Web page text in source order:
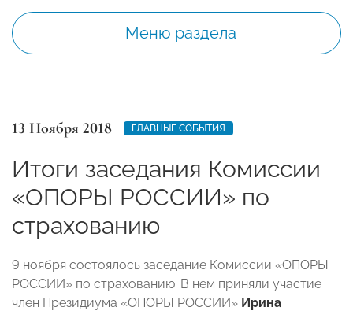
Меню раздела
13 Ноября 2018 ГЛАВНЫЕ СОБЫТИЯ
Итоги заседания Комиссии
«ОПОРЫ РОССИИ» по
страхованию
9 ноября состоялось заседание Комиссии «ОПОРЫ
РОССИИ» по страхованию. В нем приняли участие
член Президиума «ОПОРЫ РОССИИ» Ирина